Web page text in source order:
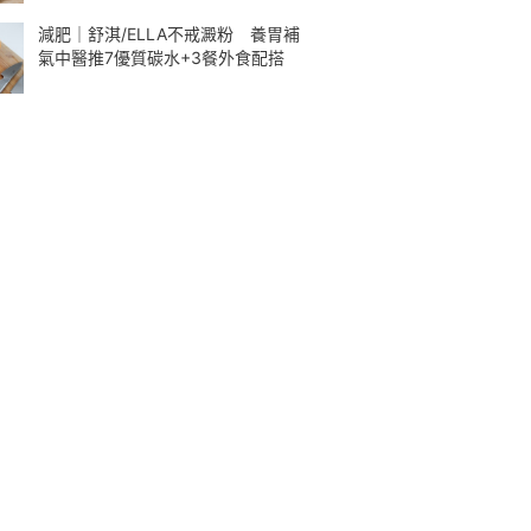
減肥｜舒淇/ELLA不戒澱粉 養胃補
氣中醫推7優質碳水+3餐外食配搭